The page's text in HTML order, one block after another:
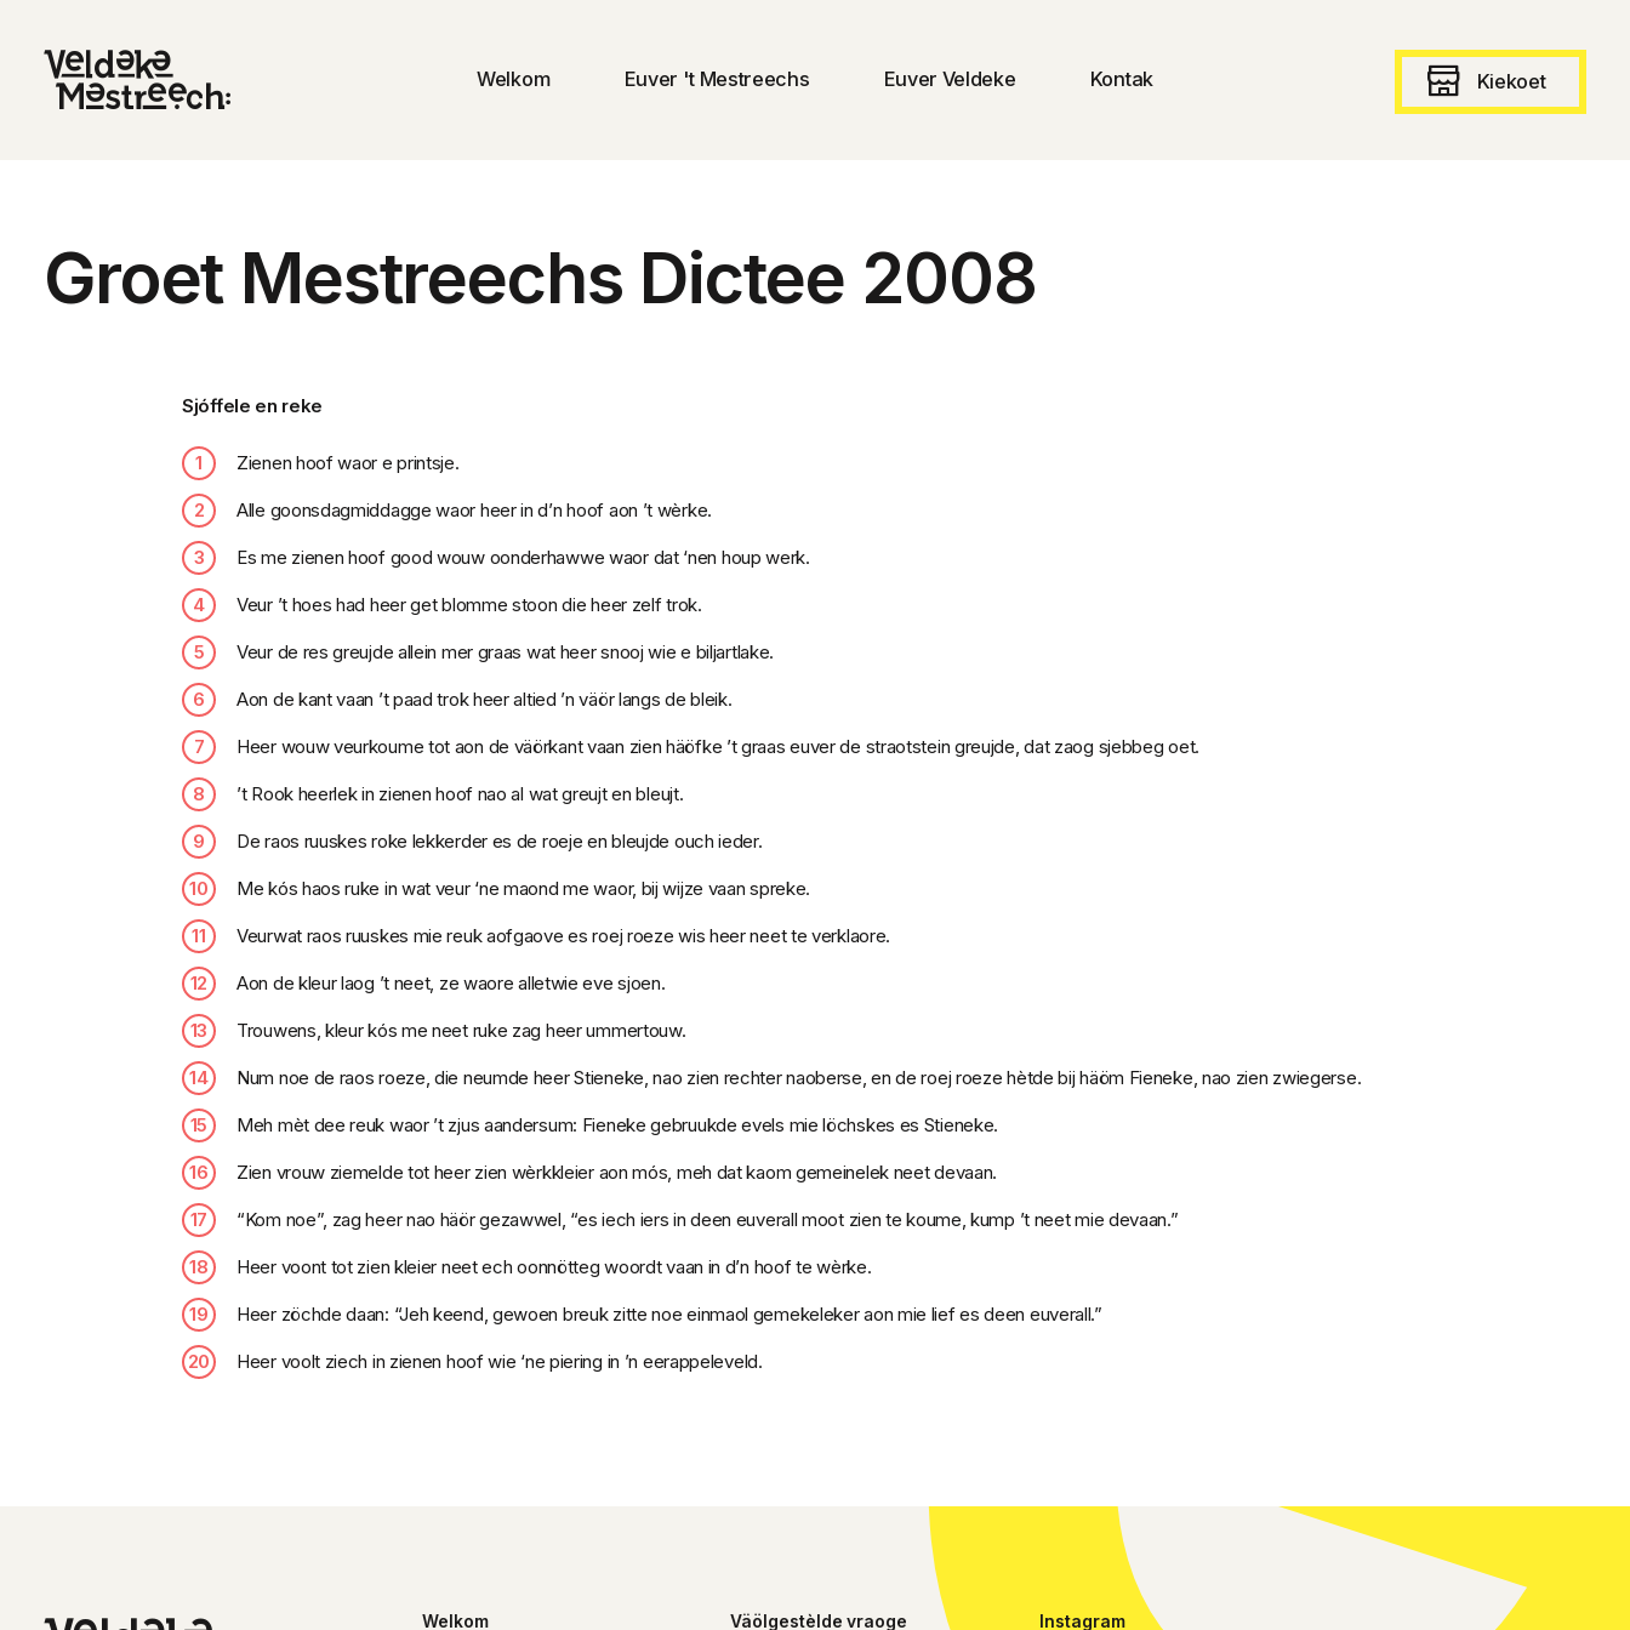
Welkom Euver 't Mestreechs Euver Veldeke Kontak Kiekoet
Groet Mestreechs Dictee 2008
Sjóffele en reke
Zienen hoof waor e printsje.
Alle goonsdagmiddagge waor heer in d’n hoof aon ’t wèrke.
Es me zienen hoof good wouw oonderhawwe waor dat ‘nen houp werk.
Veur ’t hoes had heer get blomme stoon die heer zelf trok.
Veur de res greujde allein mer graas wat heer snooj wie e biljartlake.
Aon de kant vaan ’t paad trok heer altied ’n väör langs de bleik.
Heer wouw veurkoume tot aon de väörkant vaan zien häöfke ’t graas euver de straotstein greujde, dat zaog sjebbeg oet.
’t Rook heerlek in zienen hoof nao al wat greujt en bleujt.
De raos ruuskes roke lekkerder es de roeje en bleujde ouch ieder.
Me kós haos ruke in wat veur ‘ne maond me waor, bij wijze vaan spreke.
Veurwat raos ruuskes mie reuk aofgaove es roej roeze wis heer neet te verklaore.
Aon de kleur laog ’t neet, ze waore alletwie eve sjoen.
Trouwens, kleur kós me neet ruke zag heer ummertouw.
Num noe de raos roeze, die neumde heer Stieneke, nao zien rechter naoberse, en de roej roeze hètde bij häöm Fieneke, nao zien zwiegerse.
Meh mèt dee reuk waor ’t zjus aandersum: Fieneke gebruukde evels mie löchskes es Stieneke.
Zien vrouw ziemelde tot heer zien wèrkkleier aon mós, meh dat kaom gemeinelek neet devaan.
“Kom noe”, zag heer nao häör gezawwel, “es iech iers in deen euverall moot zien te koume, kump ’t neet mie devaan.”
Heer voont tot zien kleier neet ech oonnötteg woordt vaan in d’n hoof te wèrke.
Heer zöchde daan: “Jeh keend, gewoen breuk zitte noe einmaol gemekeleker aon mie lief es deen euverall.”
Heer voolt ziech in zienen hoof wie ‘ne piering in ’n eerappeleveld.
Welkom Väölgestèlde vraoge Instagram